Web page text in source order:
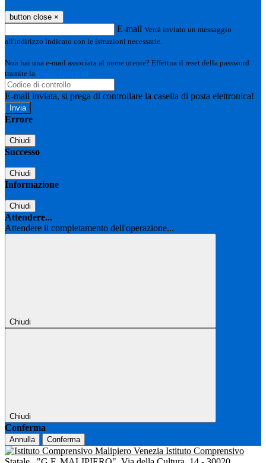
button close ×
E-mail Verrà inviato un messaggio
all'indirizzo indicato con le istruzioni necessarie.
Non hai una e-mail associata al nome utente? Effettua il reset della password
tramite la Login Spaggiari
E-mail inviata, si prega di controllare la casella di posta elettronica!
Errore
Chiudi
Successo
Chiudi
Informazione
Chiudi
Attendere...
Attendere il completamento dell'operazione...
Chiudi
Chiudi
Conferma
Annulla Conferma
Istituto Comprensivo